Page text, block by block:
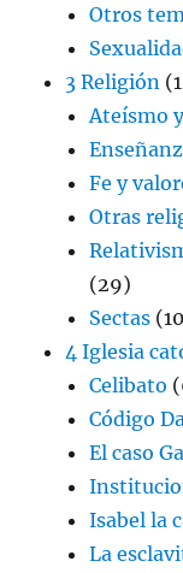
Otros
3 Religión
Ateísmo
Fe y
Otras
(29)
Sectas
4 Iglesia
Celibato
Código
El caso
Isabel la
La